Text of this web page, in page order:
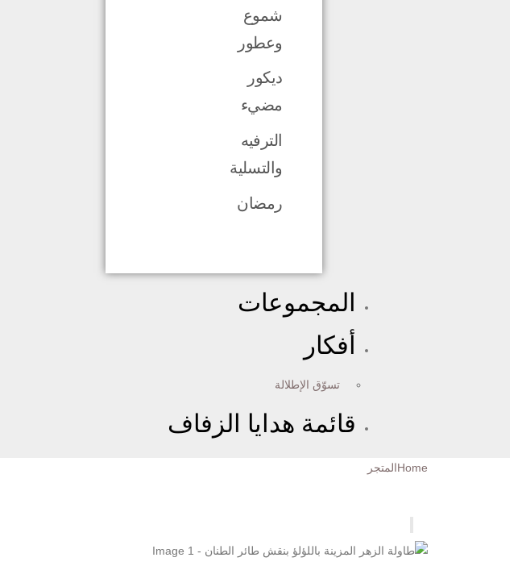
شموع
وعطور
ديكور
مضيء
الترفيه
والتسلية
رمضان
المجموعات
أفكار
تسوّق الإطلالة
قائمة هدايا الزفاف
Homeالمتجر